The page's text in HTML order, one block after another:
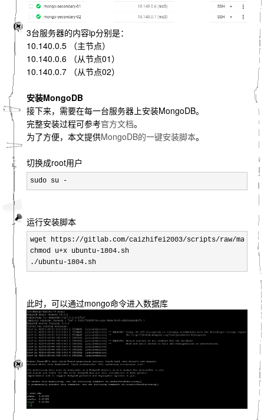
3台服务器的内容ip分别是：
10.140.0.5 （主节点）
10.140.0.6 （从节点01）
10.140.0.7 （从节点02）
安装MongoDB
接下来，需要在每一台服务器上安装MongoDB。
完整安装过程可参考官方文档。
为了方便，本文提供MongoDB的一键安装脚本。
切换成root用户
sudo su -
运行安装脚本
wget https://gitlab.com/caizhifei2003/scripts/raw/master/
chmod u+x ubuntu-1804.sh
./ubuntu-1804.sh
此时，可以通过mongo命令进入数据库